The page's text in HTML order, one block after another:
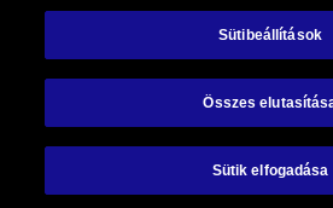
Telekom
Sütibeállítások
Összes
Sütik elfogadása